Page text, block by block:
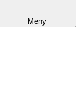
Meny